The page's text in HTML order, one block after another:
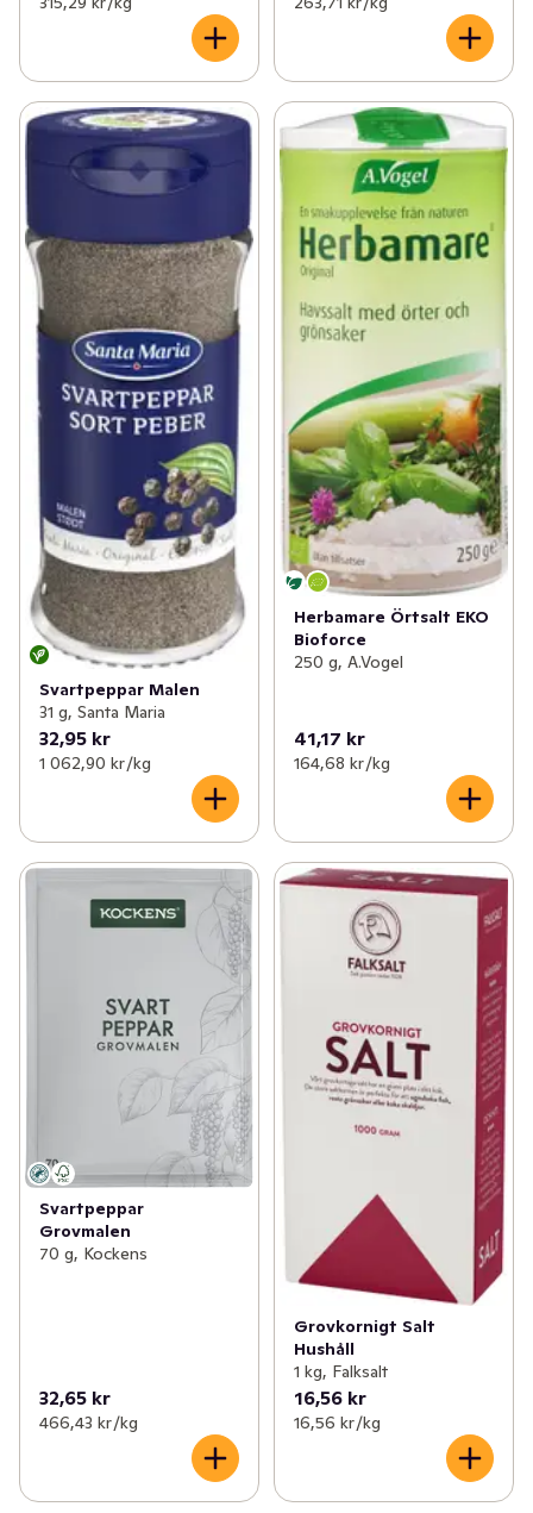
Svartpeppar Malen
31 g, Santa Maria
32,95 kr
1 062,90 kr /kg
Herbamare Örtsalt EKO
Bioforce
250 g, A.Vogel
41,17 kr
164,68 kr /kg
Svartpeppar
Grovmalen
70 g, Kockens
32,65 kr
466,43 kr /kg
Grovkornigt Salt
Hushåll
1 kg, Falksalt
16,56 kr
16,56 kr /kg